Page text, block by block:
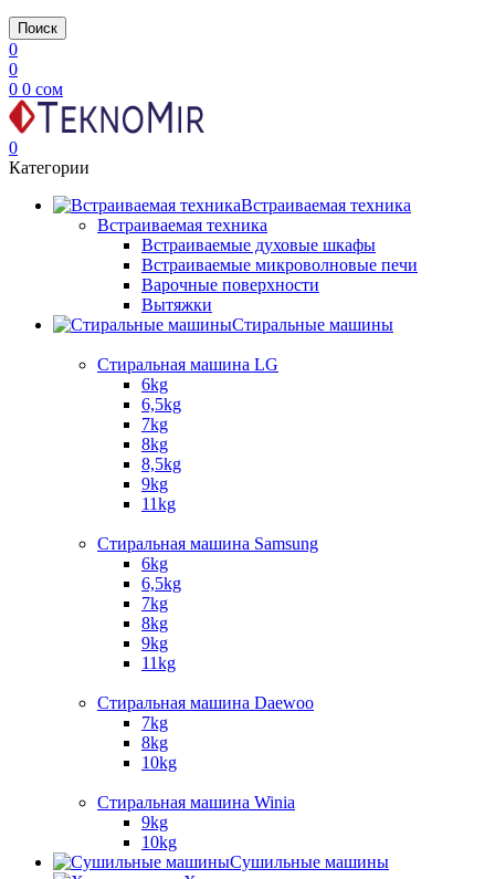
Поиск
0
0
0 0 сом
0
Категории
Встраиваемая техника
Встраиваемая техника
Встраиваемые духовые шкафы​
Встраиваемые микроволновые печи​
Варочные поверхности​
Вытяжки
Стиральные машины
Стиральная машина LG
6kg
6,5kg
7kg
8kg
8,5kg
9kg
11kg
Стиральная машина Samsung
6kg
6,5kg
7kg
8kg
9kg
11kg
Стиральная машина Daewoo
7kg
8kg
10kg
Стиральная машина Winia
9kg
10kg
Сушильные машины